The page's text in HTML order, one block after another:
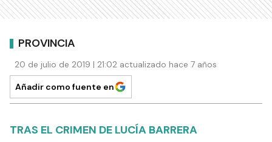
PROVINCIA
20 de julio de 2019 | 21:02 actualizado hace 7 años
Añadir como fuente en
TRAS EL CRIMEN DE LUCÍA BARRERA